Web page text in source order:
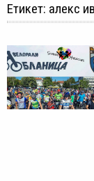
Етикет: алекс